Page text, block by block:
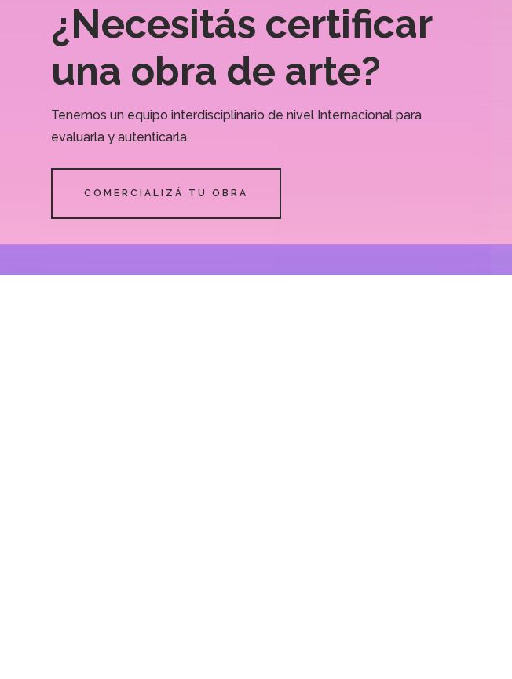
¿Necesitás certificar
una obra de arte?
Tenemos un equipo interdisciplinario de nivel Internacional para
evaluarla y autenticarla.
COMERCIALIZÁ TU OBRA